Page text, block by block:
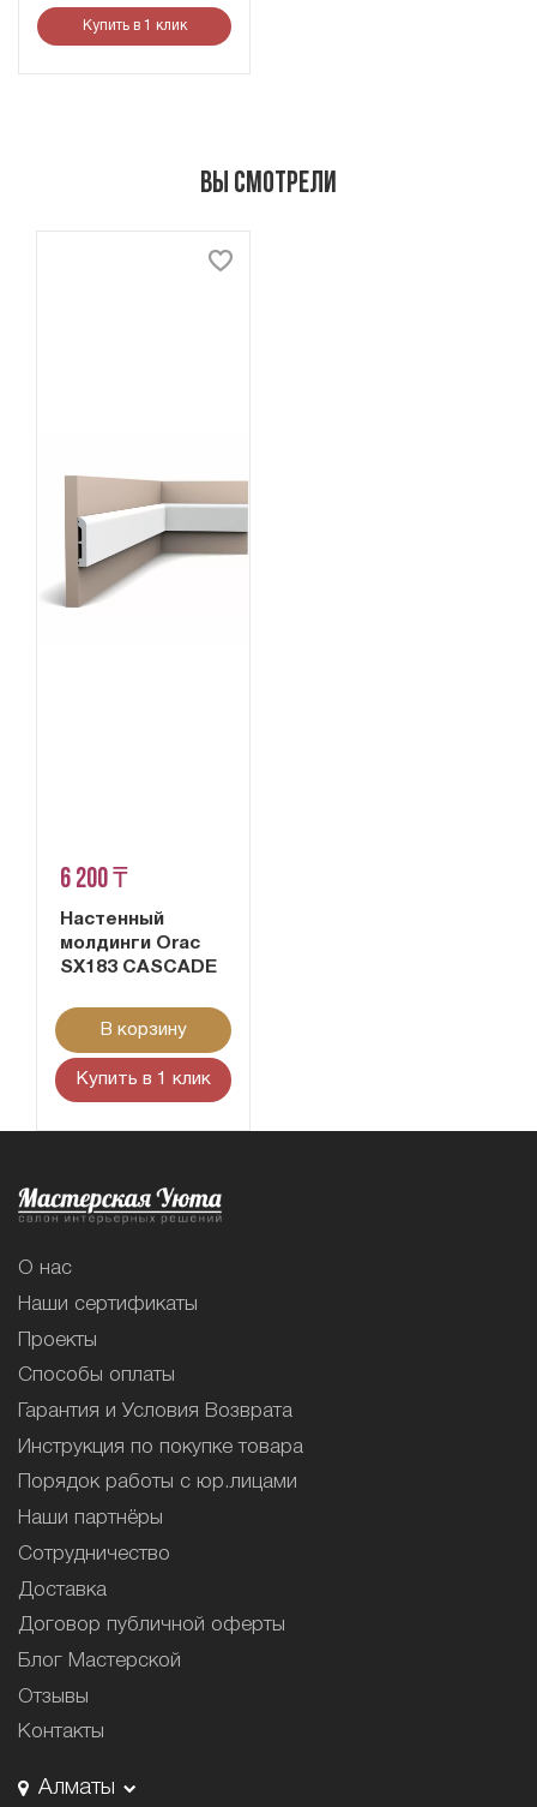
Купить в 1 клик
Вы смотрели
6 200 ₸
Настенный
молдинги Orac
SX183 CASCADE
В корзину
Купить в 1 клик
О нас
Наши сертификаты
Проекты
Способы оплаты
Гарантия и Условия Возврата
Инструкция по покупке товара
Порядок работы с юр.лицами
Наши партнёры
Сотрудничество
Доставка
Договор публичной оферты
Блог Мастерской
Отзывы
Контакты
Алматы